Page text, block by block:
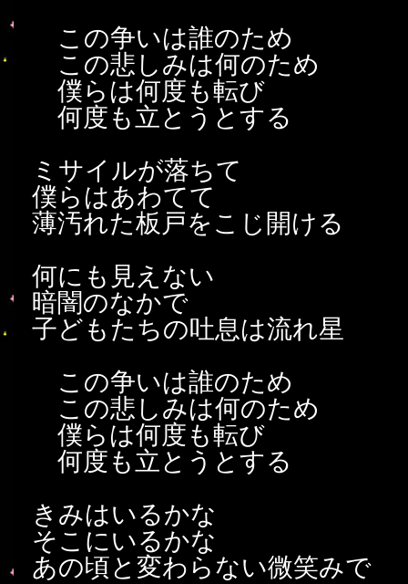
この争いは誰のため
この悲しみは何のため
僕らは何度も転び
何度も立とうとする
ミサイルが落ちて
僕らはあわてて
薄汚れた板戸をこじ開ける
何にも見えない
暗闇のなかで
子どもたちの吐息は流れ星
この争いは誰のため
この悲しみは何のため
僕らは何度も転び
何度も立とうとする
きみはいるかな
そこにいるかな
あの頃と変わらない微笑みで